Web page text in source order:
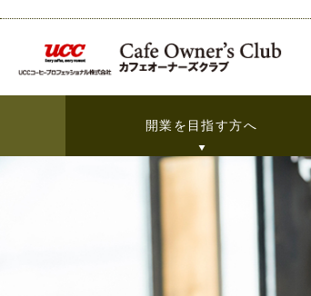
開業を目指す方へ